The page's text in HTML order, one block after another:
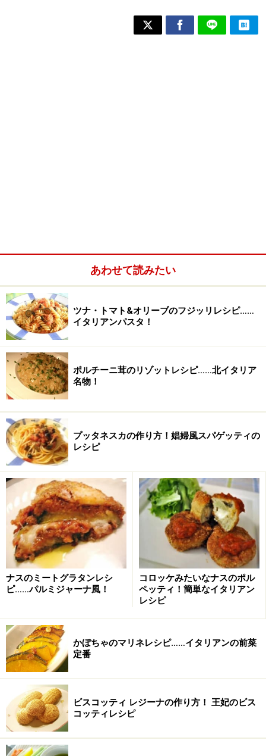
あわせて読みたい
ツナ・トマト&オリーブのフジッリレシピ……
イタリアンパスタ！
ポルチーニ茸のリゾットレシピ……北イタリア
名物！
プッタネスカの作り方！娼婦風スパゲッティの
レシピ
ナスのミートグラタンレシ
ピ……パルミジャーナ風！
コロッケみたいなナスのポル
ペッティ！簡単なイタリアン
レシピ
かぼちゃのマリネレシピ……イタリアンの前菜
定番
ビスコッティ レジーナの作り方！ 王妃のビス
コッティレシピ